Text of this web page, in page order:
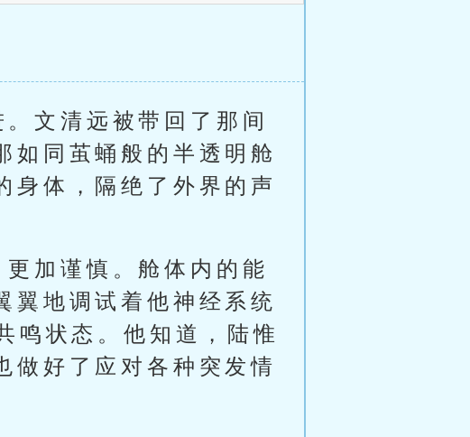
文清远被带回了那间
如同茧蛹般的半透明舱
身体，隔绝了外界的声
加谨慎。舱体内的能
翼地调试着他神经系统
鸣状态。他知道，陆惟
做好了应对各种突发情